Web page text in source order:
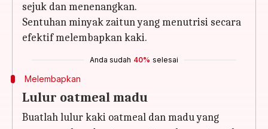
sejuk dan menenangkan.
Sentuhan minyak zaitun yang menutrisi secara
efektif melembapkan kaki.
Anda sudah 40% selesai
Melembapkan
Lulur oatmeal madu
Buatlah lulur kaki oatmeal dan madu yang